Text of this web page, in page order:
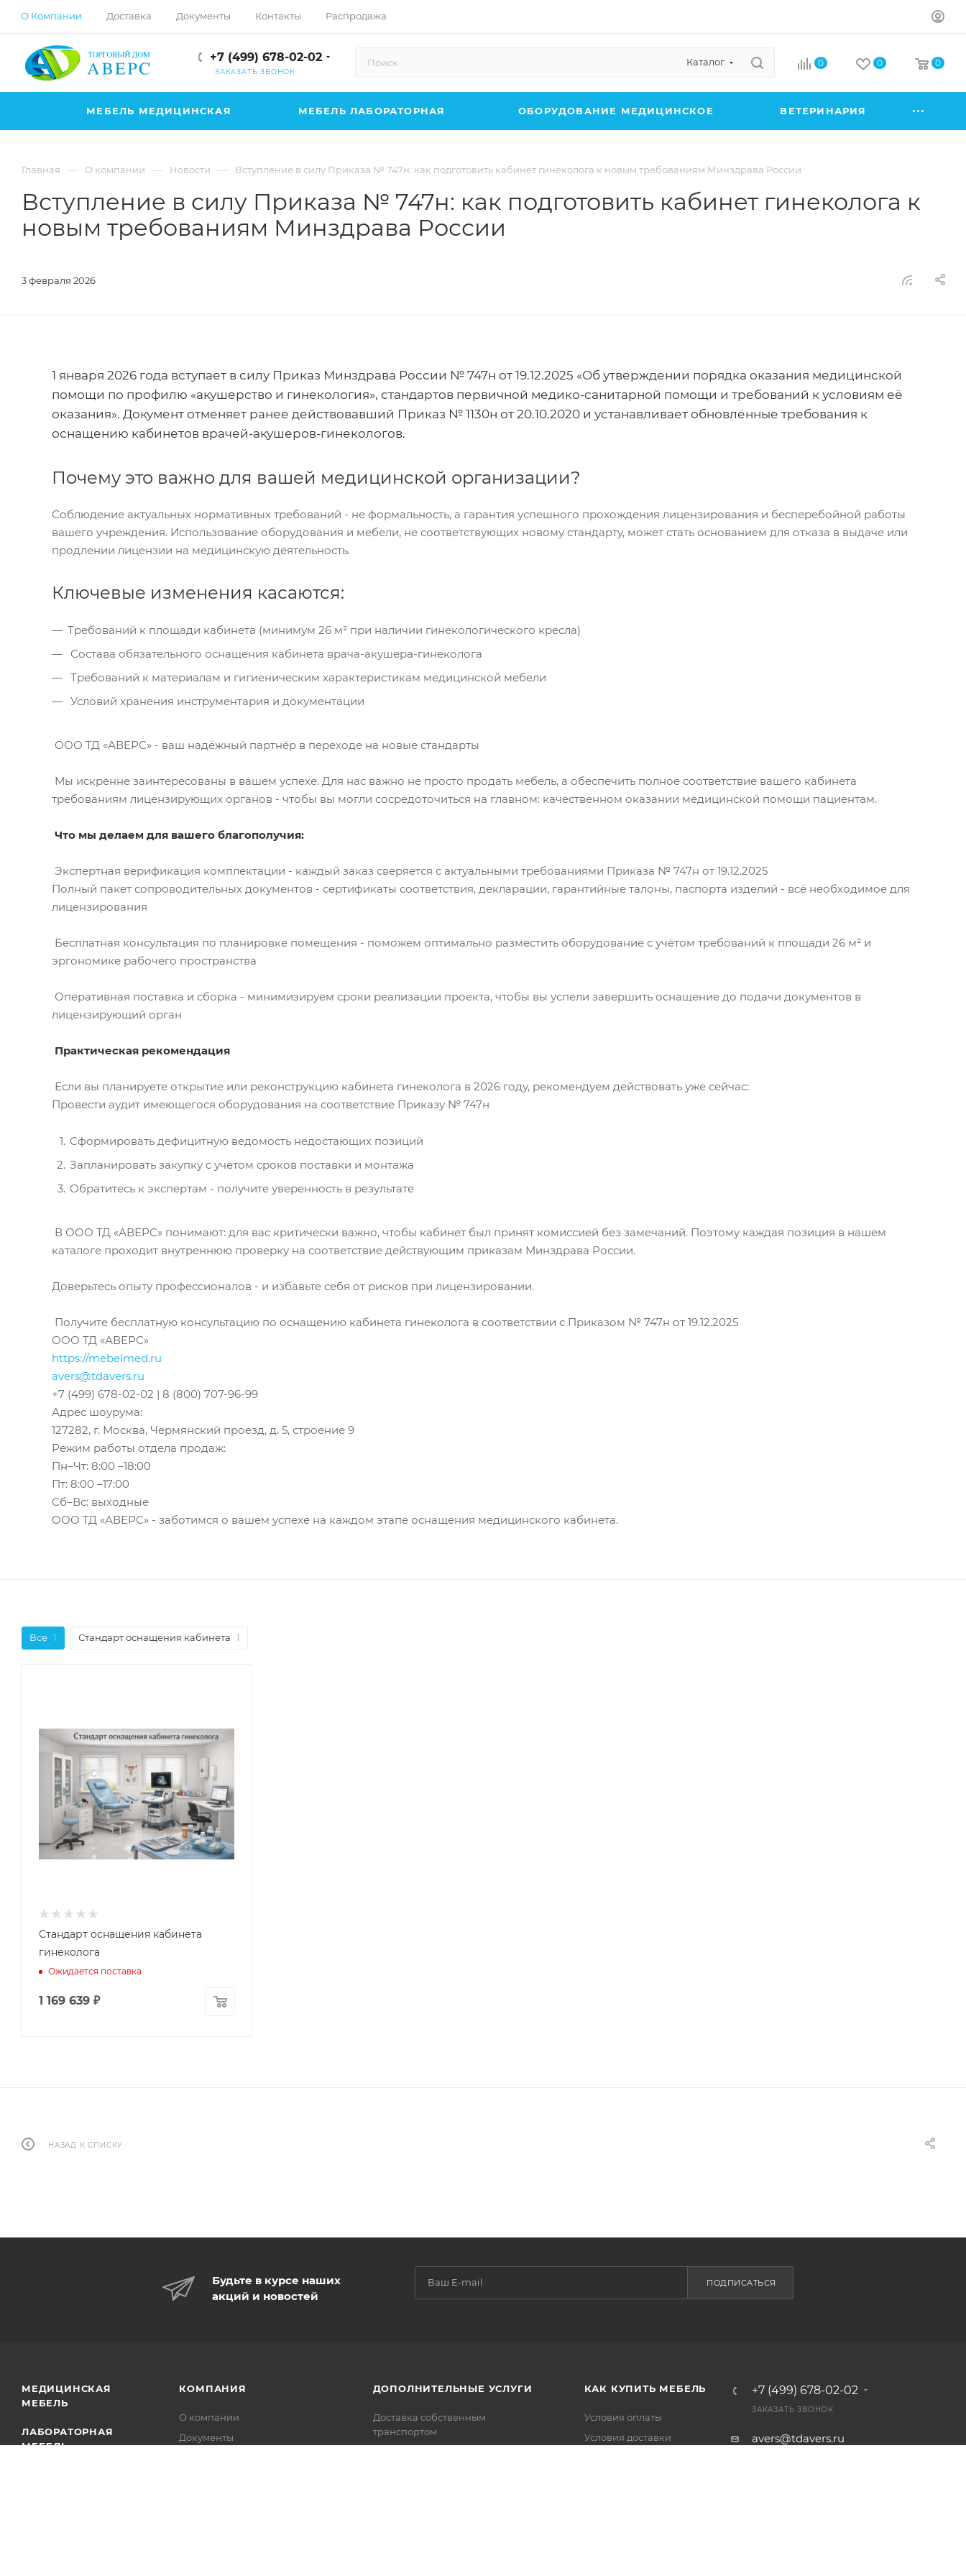
О Компании Доставка Документы Контакты Распродажа
+7 (499) 678-02-02
ЗАКАЗАТЬ ЗВОНОК
Каталог 0 0 0
МЕБЕЛЬ МЕДИЦИНСКАЯ МЕБЕЛЬ ЛАБОРАТОРНАЯ ОБОРУДОВАНИЕ МЕДИЦИНСКОЕ ВЕТЕРИНАРИЯ
Главная — О компании — Новости — Вступление в силу Приказа № 747н: как подготовить кабинет гинеколога к новым требованиям Минздрава России
Вступление в силу Приказа № 747н: как подготовить кабинет гинеколога к
новым требованиям Минздрава России
3 февраля 2026
1 января 2026 года вступает в силу Приказ Минздрава России № 747н от 19.12.2025 «Об утверждении порядка оказания медицинской
помощи по профилю «акушерство и гинекология», стандартов первичной медико-санитарной помощи и требований к условиям её
оказания». Документ отменяет ранее действовавший Приказ № 1130н от 20.10.2020 и устанавливает обновлённые требования к
оснащению кабинетов врачей-акушеров-гинекологов.
Почему это важно для вашей медицинской организации?
Соблюдение актуальных нормативных требований - не формальность, а гарантия успешного прохождения лицензирования и бесперебойной работы
вашего учреждения. Использование оборудования и мебели, не соответствующих новому стандарту, может стать основанием для отказа в выдаче или
продлении лицензии на медицинскую деятельность.
Ключевые изменения касаются:
Требований к площади кабинета (минимум 26 м² при наличии гинекологического кресла)
Состава обязательного оснащения кабинета врача-акушера-гинеколога
Требований к материалам и гигиеническим характеристикам медицинской мебели
Условий хранения инструментария и документации
ООО ТД «АВЕРС» - ваш надёжный партнёр в переходе на новые стандарты
Мы искренне заинтересованы в вашем успехе. Для нас важно не просто продать мебель, а обеспечить полное соответствие вашего кабинета
требованиям лицензирующих органов - чтобы вы могли сосредоточиться на главном: качественном оказании медицинской помощи пациентам.
Что мы делаем для вашего благополучия:
Экспертная верификация комплектации - каждый заказ сверяется с актуальными требованиями Приказа № 747н от 19.12.2025
Полный пакет сопроводительных документов - сертификаты соответствия, декларации, гарантийные талоны, паспорта изделий - всё необходимое для
лицензирования
Бесплатная консультация по планировке помещения - поможем оптимально разместить оборудование с учётом требований к площади 26 м² и
эргономике рабочего пространства
Оперативная поставка и сборка - минимизируем сроки реализации проекта, чтобы вы успели завершить оснащение до подачи документов в
лицензирующий орган
Практическая рекомендация
Если вы планируете открытие или реконструкцию кабинета гинеколога в 2026 году, рекомендуем действовать уже сейчас:
Провести аудит имеющегося оборудования на соответствие Приказу № 747н
Сформировать дефицитную ведомость недостающих позиций
Запланировать закупку с учётом сроков поставки и монтажа
Обратитесь к экспертам - получите уверенность в результате
В ООО ТД «АВЕРС» понимают: для вас критически важно, чтобы кабинет был принят комиссией без замечаний. Поэтому каждая позиция в нашем
каталоге проходит внутреннюю проверку на соответствие действующим приказам Минздрава России.
Доверьтесь опыту профессионалов - и избавьте себя от рисков при лицензировании.
Получите бесплатную консультацию по оснащению кабинета гинеколога в соответствии с Приказом № 747н от 19.12.2025
ООО ТД «АВЕРС»
https://mebelmed.ru
avers@tdavers.ru
+7 (499) 678-02-02 | 8 (800) 707-96-99
Адрес шоурума:
127282, г. Москва, Чермянский проезд, д. 5, строение 9
Режим работы отдела продаж:
Пн–Чт: 8:00 –18:00
Пт: 8:00 –17:00
Сб–Вс: выходные
ООО ТД «АВЕРС» - заботимся о вашем успехе на каждом этапе оснащения медицинского кабинета.
Все 1 Стандарт оснащения кабинета 1
Стандарт оснащения кабинета
гинеколога
Ожидается поставка
1 169 639 ₽
НАЗАД К СПИСКУ
Будьте в курсе наших
акций и новостей
ПОДПИСАТЬСЯ
МЕДИЦИНСКАЯ
МЕБЕЛЬ
ЛАБОРАТОРНАЯ
МЕБЕЛЬ
КОМПАНИЯ
О компании
Документы
ДОПОЛНИТЕЛЬНЫЕ УСЛУГИ
Доставка собственным
транспортом
КАК КУПИТЬ МЕБЕЛЬ
Условия оплаты
Условия доставки
+7 (499) 678-02-02
ЗАКАЗАТЬ ЗВОНОК
avers@tdavers.ru
movies